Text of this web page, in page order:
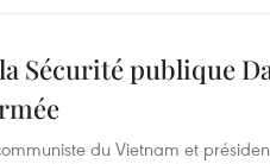
Sécurité publique
du Vietnam et